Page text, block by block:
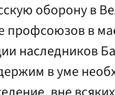
оборону в
профсоюзов в
наследников
в уме